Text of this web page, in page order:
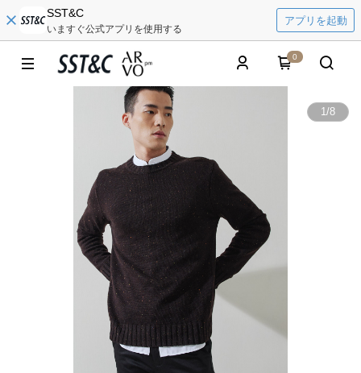
SST&C
いますぐ公式アプリを使用する
アプリを起動
0
1/8